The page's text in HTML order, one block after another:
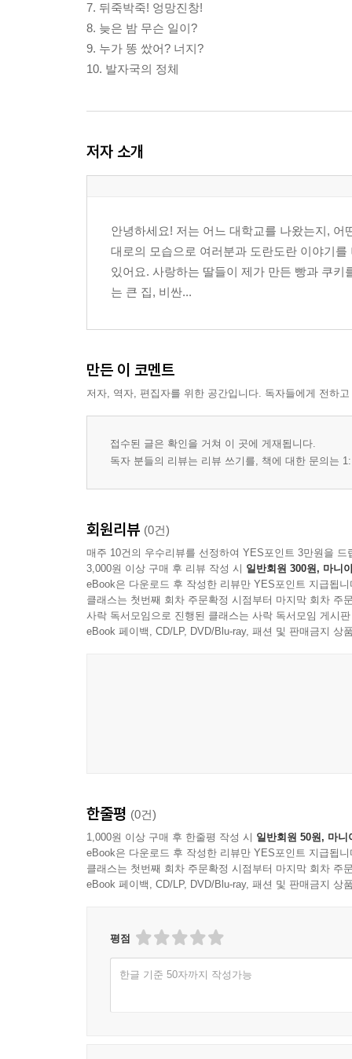
7. 뒤죽박죽! 엉망진창!
8. 늦은 밤 무슨 일이?
9. 누가 똥 쌌어? 너지?
10. 발자국의 정체
저자 소개
안녕하세요! 저는 어느 대학교를 나왔는지,
대로의 모습으로 여러분과 도란도란 이야기
있어요. 사랑하는 딸들이 제가 만든 빵과 쿠
는 큰 집, 비싼...
만든 이 코멘트
저자, 역자, 편집자를 위한 공간입니다. 독자들에게 전하
접수된 글은 확인을 거쳐 이 곳에 게재됩니다.
독자 분들의 리뷰는 리뷰 쓰기를, 책에 대한 문의는
회원리뷰 (0건)
매주 10건의 우수리뷰를 선정하여 YES포인트 3만원을 드
3,000원 이상 구매 후 리뷰 작성 시 일반회원 300원, 마니
eBook은 다운로드 후 작성한 리뷰만 YES포인트 지급됩니
클래스는 첫번째 회차 주문확정 시점부터 마지막 회차 주
사락 독서모임으로 진행된 클래스는 사락 독서모임 게시
eBook 페이백, CD/LP, DVD/Blu-ray, 패션 및 판매금지 상
한줄평 (0건)
1,000원 이상 구매 후 한줄평 작성 시 일반회원 50원, 마니
eBook은 다운로드 후 작성한 리뷰만 YES포인트 지급됩니
클래스는 첫번째 회차 주문확정 시점부터 마지막 회차 주
eBook 페이백, CD/LP, DVD/Blu-ray, 패션 및 판매금지 상
평점
한글 기준 50자까지 작성가능